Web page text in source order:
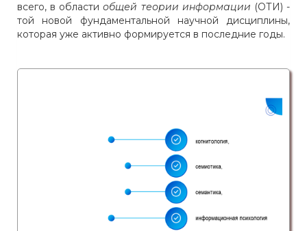
всего, в областиобщей теории информации (ОТИ) -
той новой фундаментальной научной дисциплины,
которая уже активно формируется в последние годы.